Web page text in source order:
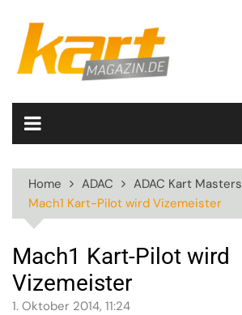
content
Home ADAC
ADAC Kart Masters
Mach1 Kart-Pilot wird Vizemeister
Mach1 Kart-Pilot wird
Vizemeister
1. Oktober 2014, 11:24